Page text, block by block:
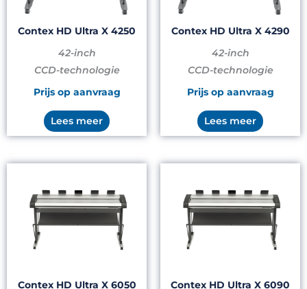
Contex HD Ultra X 4250
42-inch
CCD-technologie
Prijs op aanvraag
Lees meer
Contex HD Ultra X 4290
42-inch
CCD-technologie
Prijs op aanvraag
Lees meer
Contex HD Ultra X 6050 Contex HD Ultra X 6090